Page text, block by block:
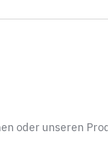
oder unseren